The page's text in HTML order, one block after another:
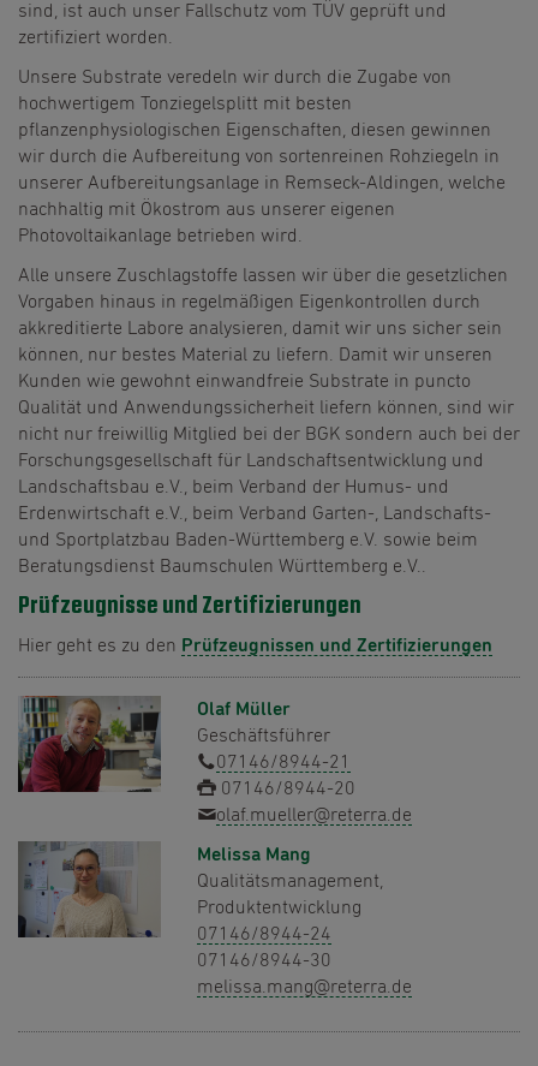
sind, ist auch unser Fallschutz vom TÜV geprüft und
zertifiziert worden.
Unsere Substrate veredeln wir durch die Zugabe von
hochwertigem Tonziegelsplitt mit besten
pflanzenphysiologischen Eigenschaften, diesen gewinnen
wir durch die Aufbereitung von sortenreinen Rohziegeln in
unserer Aufbereitungsanlage in Remseck-Aldingen, welche
nachhaltig mit Ökostrom aus unserer eigenen
Photovoltaikanlage betrieben wird.
Alle unsere Zuschlagstoffe lassen wir über die gesetzlichen
Vorgaben hinaus in regelmäßigen Eigenkontrollen durch
akkreditierte Labore analysieren, damit wir uns sicher sein
können, nur bestes Material zu liefern. Damit wir unseren
Kunden wie gewohnt einwandfreie Substrate in puncto
Qualität und Anwendungssicherheit liefern können, sind wir
nicht nur freiwillig Mitglied bei der BGK sondern auch bei der
Forschungsgesellschaft für Landschaftsentwicklung und
Landschaftsbau e.V., beim Verband der Humus- und
Erdenwirtschaft e.V., beim Verband Garten-, Landschafts-
und Sportplatzbau Baden-Württemberg e.V. sowie beim
Beratungsdienst Baumschulen Württemberg e.V..
Prüfzeugnisse und Zertifizierungen
Hier geht es zu den Prüfzeugnissen und Zertifizierungen
Olaf Müller
Geschäftsführer
07146/8944-21
07146/8944-20
olaf.mueller@reterra.de
Melissa Mang
Qualitätsmanagement,
Produktentwicklung
07146/8944-24
07146/8944-30
melissa.mang@reterra.de